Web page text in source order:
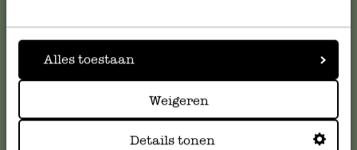
Alles toestaan
Weigeren
Details tonen
klantenservice. Of bekijk hier het antwoord op de
klantenservice@dille-kamille.com
Online Klantenservice